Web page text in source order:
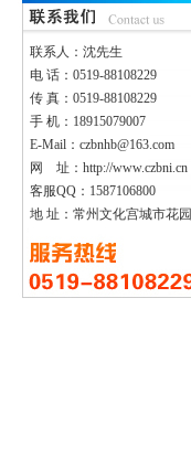
联系人：沈先生
电 话：0519-88108229
传 真：0519-88108229
手 机：18915079007
E-Mail：czbnhb@163.com
网 址：http://www.czbni.cn
客服QQ：1587106800
地 址：常州文化宫城市花园